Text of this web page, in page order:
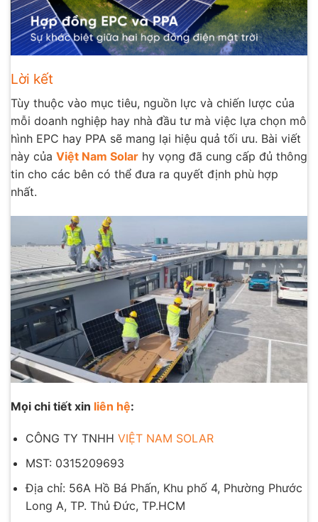
Lời kết
Tùy thuộc vào mục tiêu, nguồn lực và chiến lược của
mỗi doanh nghiệp hay nhà đầu tư mà việc lựa chọn mô
hình EPC hay PPA sẽ mang lại hiệu quả tối ưu. Bài viết
này của Việt Nam Solar hy vọng đã cung cấp đủ thông
tin cho các bên có thể đưa ra quyết định phù hợp
nhất.
Mọi chi tiết xin liên hệ:
CÔNG TY TNHH VIỆT NAM SOLAR
MST: 0315209693
Địa chỉ: 56A Hồ Bá Phấn, Khu phố 4, Phường Phước
Long A, TP. Thủ Đức, TP.HCM